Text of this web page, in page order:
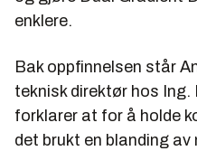
enklere.
Bak oppfinnelsen står
teknisk direktør hos Ing.
forklarer at for å holde
det brukt en blanding